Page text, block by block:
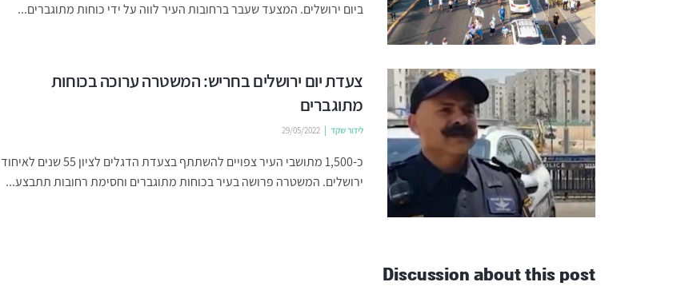
ביום ירושלים. המצעד שעבר ברחובות העיר לווה על ידי כוחות מתוגברים...
צעדת יום ירושלים בחריש: המשטרה ערוכה בכוחות
מתוגברים
לידור שקד 29/05/2022
כ-1,500 מתושבי העיר צפויים להשתתף בצעדת הדגלים לציון 55 שנים לאיחוד
ירושלים. המשטרה פרושה בעיר בכוחות מתוגברים וחסימת רחובות תתבצע...
Discussion about this post